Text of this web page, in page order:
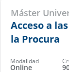
Máster
Acceso a
la Procura
Modalidad
Online